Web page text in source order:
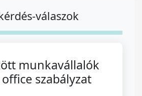
válaszok
munkavállalók
szabályzat